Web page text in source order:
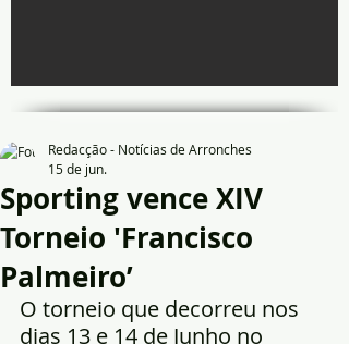
Sporting vence XIV
Torneio 'Francisco
Palmeiro’
Redacção - Notícias de Arronches
15 de jun.
O torneio que decorreu nos
dias 13 e 14 de Junho no